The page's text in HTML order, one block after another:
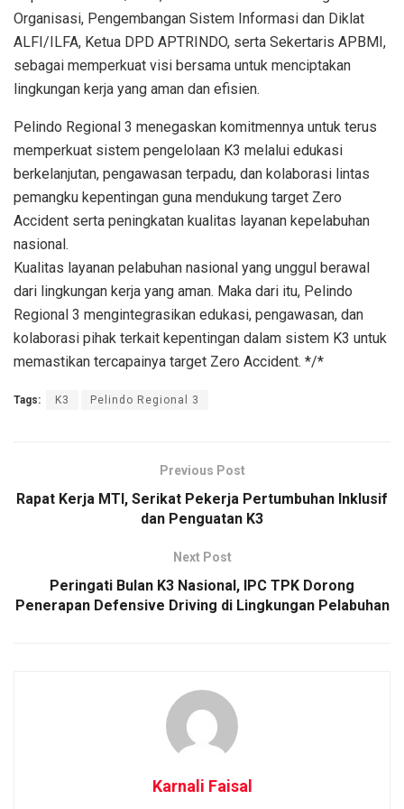
Organisasi, Pengembangan Sistem Informasi dan Diklat
ALFI/ILFA, Ketua DPD APTRINDO, serta Sekertaris APBMI,
sebagai memperkuat visi bersama untuk menciptakan
lingkungan kerja yang aman dan efisien.
Pelindo Regional 3 menegaskan komitmennya untuk terus
memperkuat sistem pengelolaan K3 melalui edukasi
berkelanjutan, pengawasan terpadu, dan kolaborasi lintas
pemangku kepentingan guna mendukung target Zero
Accident serta peningkatan kualitas layanan kepelabuhan
nasional.
Kualitas layanan pelabuhan nasional yang unggul berawal
dari lingkungan kerja yang aman. Maka dari itu, Pelindo
Regional 3 mengintegrasikan edukasi, pengawasan, dan
kolaborasi pihak terkait kepentingan dalam sistem K3 untuk
memastikan tercapainya target Zero Accident. */*
Tags: K3 Pelindo Regional 3
Previous Post
Rapat Kerja MTI, Serikat Pekerja Pertumbuhan Inklusif
dan Penguatan K3
Next Post
Peringati Bulan K3 Nasional, IPC TPK Dorong
Penerapan Defensive Driving di Lingkungan Pelabuhan
Karnali Faisal